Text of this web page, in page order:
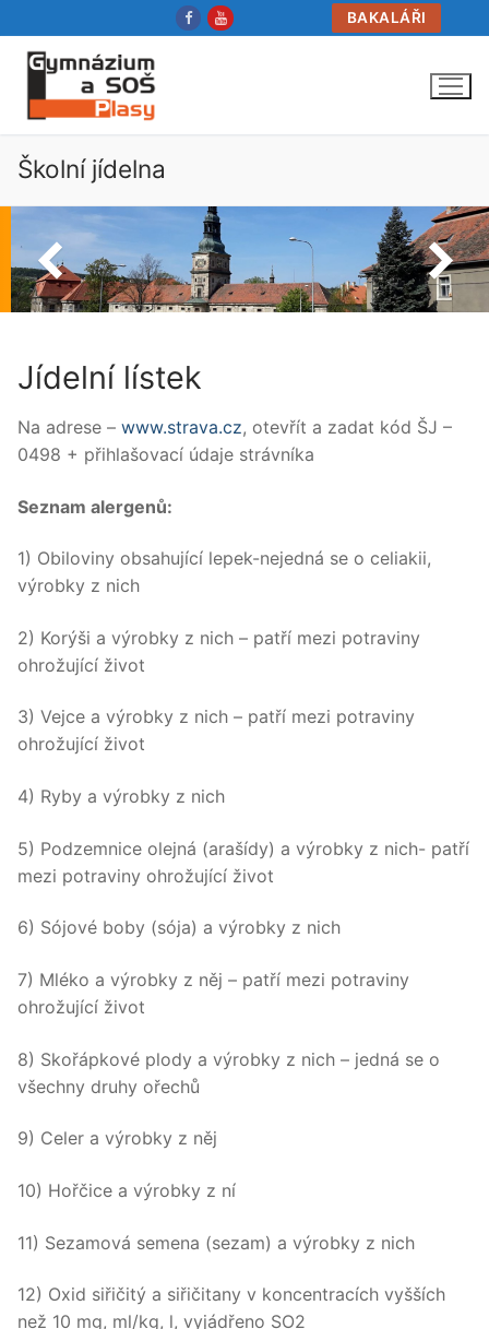
na
obsah
BAKALÁŘI
Školní jídelna
Jídelní lístek
Na adrese – www.strava.cz, otevřít a zadat kód ŠJ –
0498 + přihlašovací údaje strávníka
Seznam alergenů:
1) Obiloviny obsahující lepek-nejedná se o celiakii,
výrobky z nich
2) Korýši a výrobky z nich – patří mezi potraviny
ohrožující život
3) Vejce a výrobky z nich – patří mezi potraviny
ohrožující život
4) Ryby a výrobky z nich
5) Podzemnice olejná (arašídy) a výrobky z nich- patří
mezi potraviny ohrožující život
6) Sójové boby (sója) a výrobky z nich
7) Mléko a výrobky z něj – patří mezi potraviny
ohrožující život
8) Skořápkové plody a výrobky z nich – jedná se o
všechny druhy ořechů
9) Celer a výrobky z něj
10) Hořčice a výrobky z ní
11) Sezamová semena (sezam) a výrobky z nich
12) Oxid siřičitý a siřičitany v koncentracích vyšších
než 10 mg, ml/kg, l, vyjádřeno SO2